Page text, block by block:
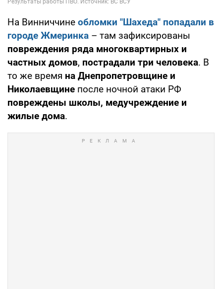
На Винниччине обломки "Шахеда" попадали в
городе Жмеринка – там зафиксированы
повреждения ряда многоквартирных и
частных домов, пострадали три человека. В
то же время на Днепропетровщине и
Николаевщине после ночной атаки РФ
повреждены школы, медучреждение и
жилые дома.